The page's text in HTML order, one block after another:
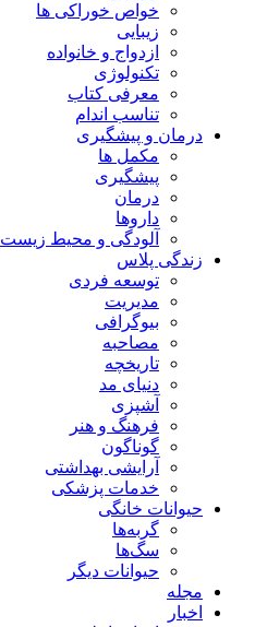
خواص خوراکی ها
زیبایی
ازدواج و خانواده
تکنولوژی
معرفی کتاب
تناسب اندام
درمان و پیشگیری
مکمل ها
پیشگیری
درمان
داروها
آلودگی و محیط زیست
زندگی پلاس
توسعه فردی
مدیریت
بیوگرافی
مصاحبه
تاریخچه
دنیای مد
آشپزی
فرهنگ و هنر
گوناگون
آرایشی بهداشتی
خدمات پزشکی
حیوانات خانگی
گربه‌ها
سگ‌ها
حیوانات دیگر
مجله
اخبار